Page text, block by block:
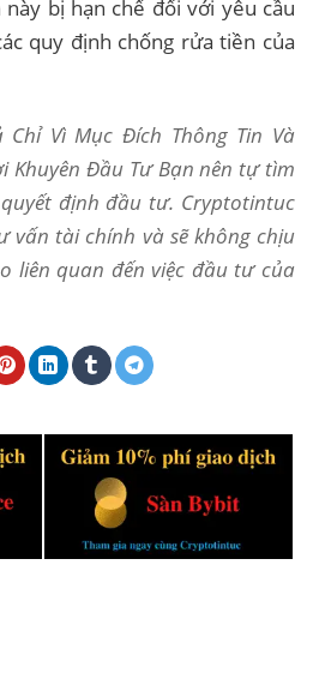
bị hạn chế đối với yêu cầu
quy định chống rửa tiền của
Chỉ Vì Mục Đích Thông Tin Và
Khuyên Đầu Tư Bạn nên tự tìm
định đầu tư. Cryptotintuc
vấn tài chính và sẽ không chịu
liên quan đến việc đầu tư của